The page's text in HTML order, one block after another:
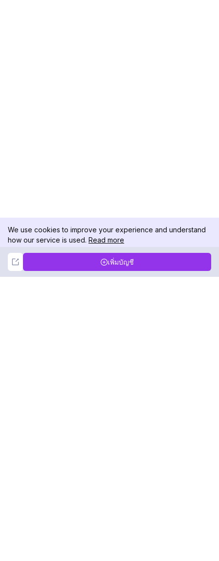
เพิ่มบัญชี
We use cookies to improve your experience and understand
how our service is used. Read more